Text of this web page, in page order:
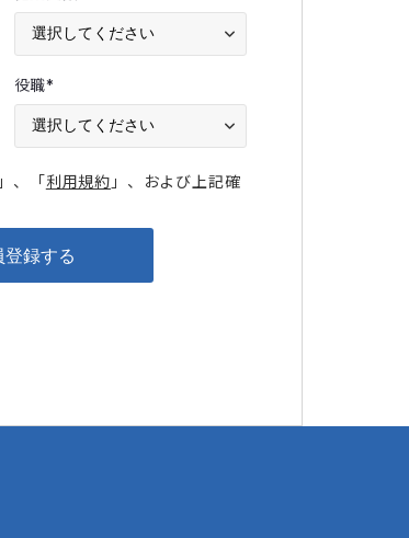
役職*
」、「利用規約 」、および上記確